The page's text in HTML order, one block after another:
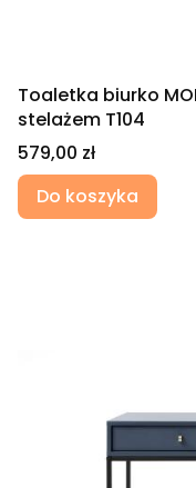
Toaletka biurko
stelażem T104
Cena
579,00 zł
Do koszyka